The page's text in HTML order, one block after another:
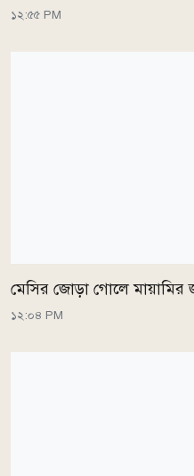
১২:৫৫ PM
মেসির জোড়া গোলে মায়ামির
১২:০৪ PM